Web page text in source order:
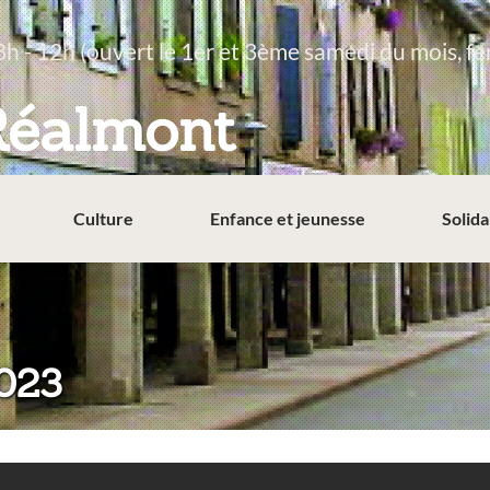
- 12h (ouvert le 1er et 3ème samedi du mois,
Culture Enfance et jeunesse